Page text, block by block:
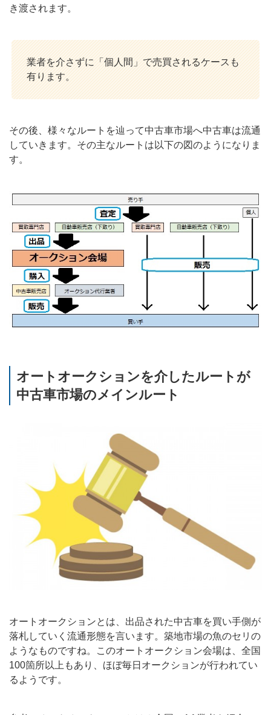
き渡されます。
業者を介さずに「個人間」で売買されるケースも
有ります。
その後、様々なルートを辿って中古車市場へ中古車は流通
していきます。その主なルートは以下の図のようになりま
す。
オートオークションを介したルートが
中古車市場のメインルート
オートオークションとは、出品された中古車を買い手側が
落札していく流通形態を言います。築地市場の魚のセリの
ようなものですね。このオートオークション会場は、全国
100箇所以上もあり、ほぼ毎日オークションが行われてい
るようです。